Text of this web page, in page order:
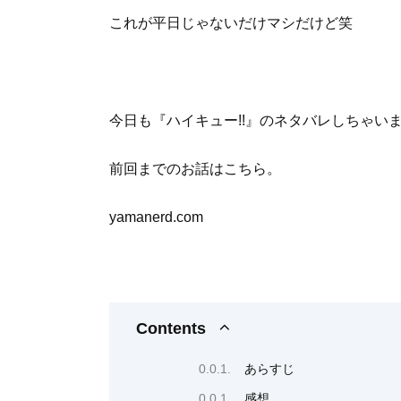
これが平日じゃないだけマシだけど笑
今日も『ハイキュー!!』のネタバレしちゃい
前回までのお話はこちら。
yamanerd.com
Contents
あらすじ
感想